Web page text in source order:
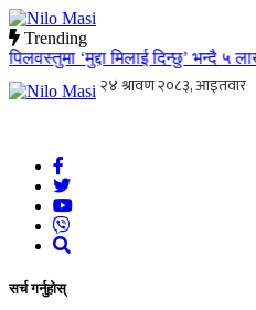
Trending
‘मुद्दा मिलाई दिन्छु’ भन्दै ५ लाख
सर्च गर्नुहोस्